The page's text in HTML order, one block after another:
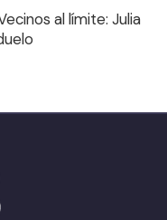
al límite: Julia